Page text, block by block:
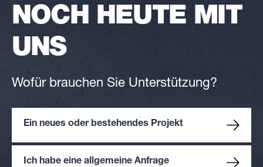
NOCH HEUTE MIT
UNS
Wofür brauchen Sie Unterstützung?
Ein neues oder bestehendes Projekt
Ich habe eine allgemeine Anfrage